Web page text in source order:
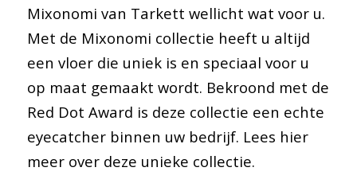
Mixonomi van Tarkett wellicht wat voor u.
Met de Mixonomi collectie heeft u altijd
een vloer die uniek is en speciaal voor u
op maat gemaakt wordt. Bekroond met de
Red Dot Award is deze collectie een echte
eyecatcher binnen uw bedrijf. Lees hier
meer over deze unieke collectie.